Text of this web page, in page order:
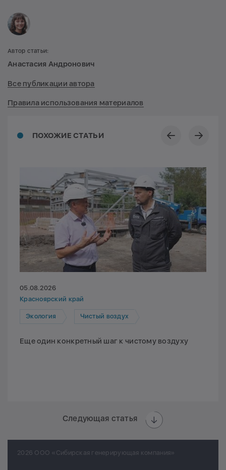
ПОХОЖИЕ СТАТЬИ
05.08.2026
Красноярский край
Экология Чистый воздух
Еще один конкретный шаг к чистому воздуху
Следующая статья
Автор статьи:
Анастасия Андронович
Все публикации автора
Правила использования материалов
2026 ООО «Сибирская генерирующая компания»